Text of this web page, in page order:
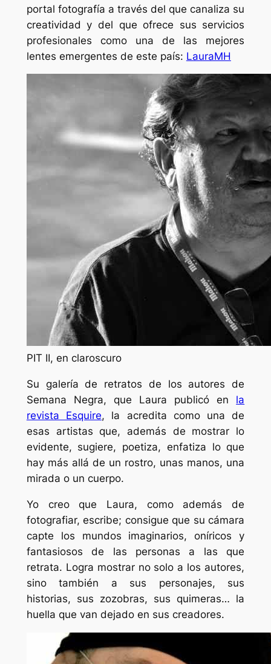
portal fotografía a través del que canaliza su
creatividad y del que ofrece sus servicios
profesionales como una de las mejores
lentes emergentes de este país: LauraMH
PIT II, en claroscuro
Su galería de retratos de los autores de
Semana Negra, que Laura publicó en la
revista Esquire, la acredita como una de
esas artistas que, además de mostrar lo
evidente, sugiere, poetiza, enfatiza lo que
hay más allá de un rostro, unas manos, una
mirada o un cuerpo.
Yo creo que Laura, como además de
fotografiar, escribe; consigue que su cámara
capte los mundos imaginarios, oníricos y
fantasiosos de las personas a las que
retrata. Logra mostrar no solo a los autores,
sino también a sus personajes, sus
historias, sus zozobras, sus quimeras… la
huella que van dejado en sus creadores.